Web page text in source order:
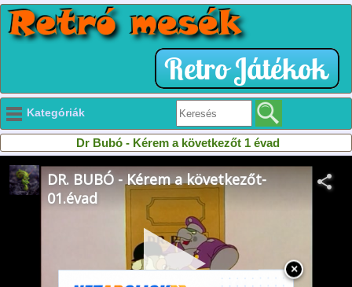
×
Kategóriák
Dr Bubó - Kérem a következőt 1 évad